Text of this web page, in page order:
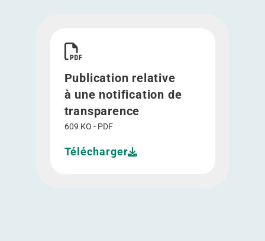
Publication relative
à une notification de
transparence
609 KO - PDF
Télécharger